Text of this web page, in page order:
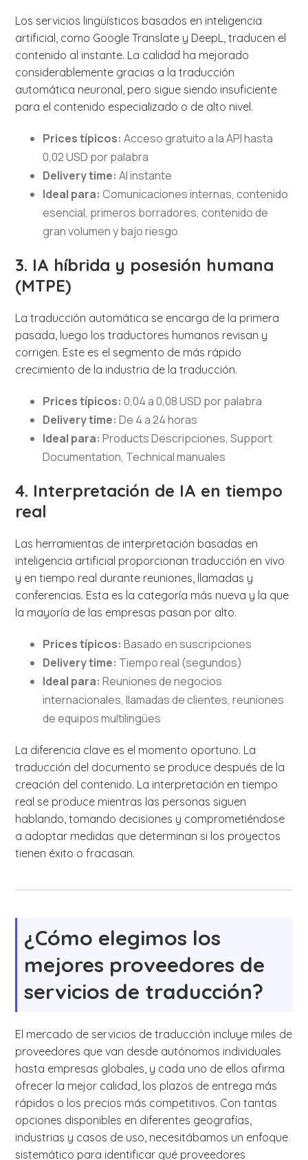
Los servicios lingüísticos basados en inteligencia
artificial, como Google Translate y DeepL, traducen el
contenido al instante. La calidad ha mejorado
considerablemente gracias a la traducción
automática neuronal, pero sigue siendo insuficiente
para el contenido especializado o de alto nivel.
Prices típicos: Acceso gratuito a la API hasta
0,02 USD por palabra
Delivery time: Al instante
Ideal para: Comunicaciones internas, contenido
esencial, primeros borradores, contenido de
gran volumen y bajo riesgo
3. IA híbrida y posesión humana
(MTPE)
La traducción automática se encarga de la primera
pasada, luego los traductores humanos revisan y
corrigen. Este es el segmento de más rápido
crecimiento de la industria de la traducción.
Prices típicos:0,04 a 0,08 USD por palabra
Delivery time: De 4 a 24 horas
Ideal para:Products Descripciones, Support
Documentation, Technical manuales
4. Interpretación de IA en tiempo
real
Las herramientas de interpretación basadas en
inteligencia artificial proporcionan traducción en vivo
y en tiempo real durante reuniones, llamadas y
conferencias. Esta es la categoría más nueva y la que
la mayoría de las empresas pasan por alto.
Prices típicos: Basado en suscripciones
Delivery time: Tiempo real (segundos)
Ideal para: Reuniones de negocios
internacionales, llamadas de clientes, reuniones
de equipos multilingües
La diferencia clave es el momento oportuno. La
traducción del documento se produce después de la
creación del contenido. La interpretación en tiempo
real se produce mientras las personas siguen
hablando, tomando decisiones y comprometiéndose
a adoptar medidas que determinan si los proyectos
tienen éxito o fracasan.
¿Cómo elegimos los
mejores proveedores de
servicios de traducción?
El mercado de servicios de traducción incluye miles de
proveedores que van desde autónomos individuales
hasta empresas globales, y cada uno de ellos afirma
ofrecer la mejor calidad, los plazos de entrega más
rápidos o los precios más competitivos. Con tantas
opciones disponibles en diferentes geografías,
industrias y casos de uso, necesitábamos un enfoque
sistemático para identificar qué proveedores